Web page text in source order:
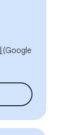
(Google